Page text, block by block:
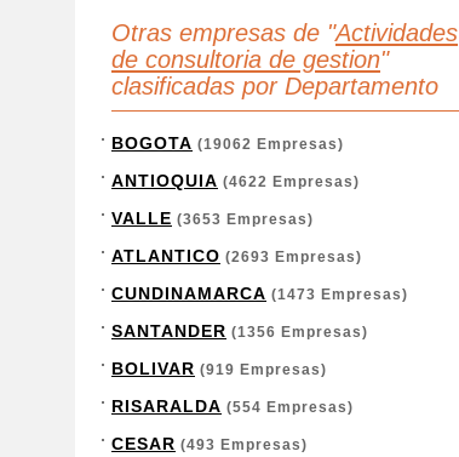
Otras empresas de "Actividades
de consultoria de gestion"
clasificadas por Departamento
BOGOTA (19062 Empresas)
ANTIOQUIA (4622 Empresas)
VALLE (3653 Empresas)
ATLANTICO (2693 Empresas)
CUNDINAMARCA (1473 Empresas)
SANTANDER (1356 Empresas)
BOLIVAR (919 Empresas)
RISARALDA (554 Empresas)
CESAR (493 Empresas)